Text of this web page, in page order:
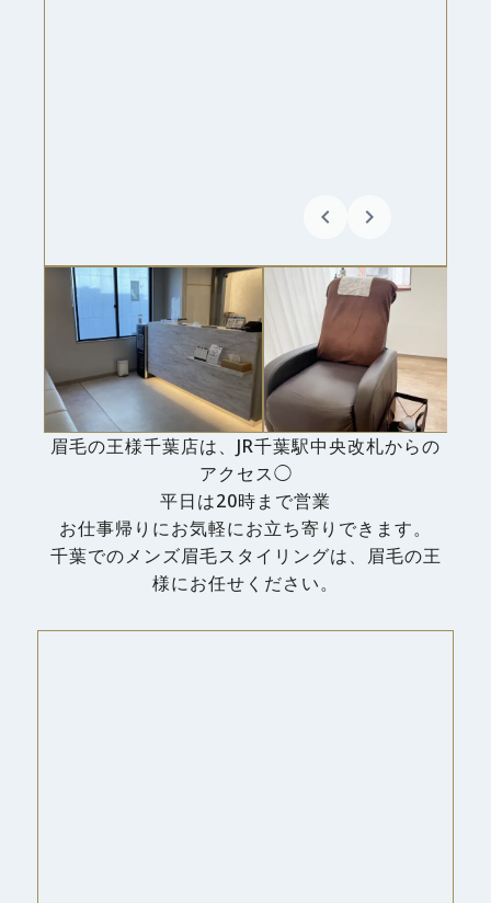
keyboard_arrow_left keyboard_arrow_right
眉毛の王様千葉店は、JR千葉駅中央改札からの
アクセス◯
平日は20時まで営業
お仕事帰りにお気軽にお立ち寄りできます。
千葉でのメンズ眉毛スタイリングは、眉毛の王
様にお任せください。